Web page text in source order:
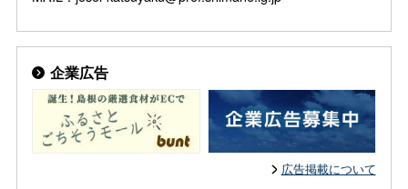
企業広告
広告掲載について